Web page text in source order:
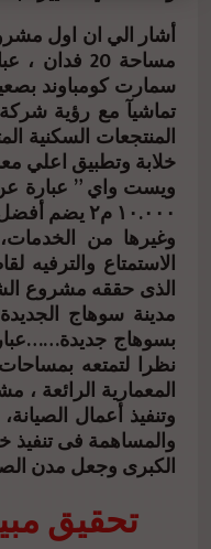
أشار الي ان اول
مساحة 20
سمارت كومباوند
تماشيآ مع رؤية
المنتجعات السكنية
خلابة وتطبيق اعلي
ويست واي ” عبارة
١٠.٠٠٠ م٢
وغيرها من
الاستمتاع والترفيه
مدينة سوهاج
بسوهاج
نظرا لتمتعه
المعمارية الرائعة
وتنفيذ أعمال
والمساهمة فى تنفيذ
الكبرى وجعل مدن